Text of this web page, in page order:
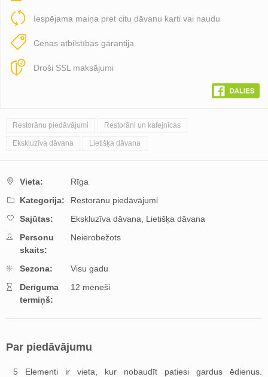
Iespējama maiņa pret citu dāvanu karti vai naudu
Cenas atbilstības garantija
Droši SSL maksājumi
Restorānu piedāvājumi Restorāni un kafejnīcas
Ekskluzīva dāvana Lietišķa dāvana
Vieta:
Rīga
Kategorija:
Restorānu piedāvājumi
Sajūtas:
Ekskluzīva dāvana,
Lietišķa dāvana
Personu
skaits:
Neierobežots
Sezona:
Visu gadu
Derīguma
termiņš:
12 mēneši
Par piedāvājumu
5 Elementi ir vieta, kur nobaudīt patiesi gardus ēdienus.